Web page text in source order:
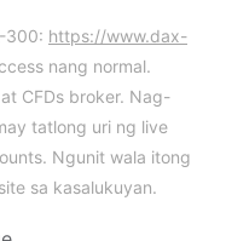
300: https://www.dax-
nang normal.
CFDs broker. Nag-
tatlong uri ng live
Ngunit wala itong
sa kasalukuyan.